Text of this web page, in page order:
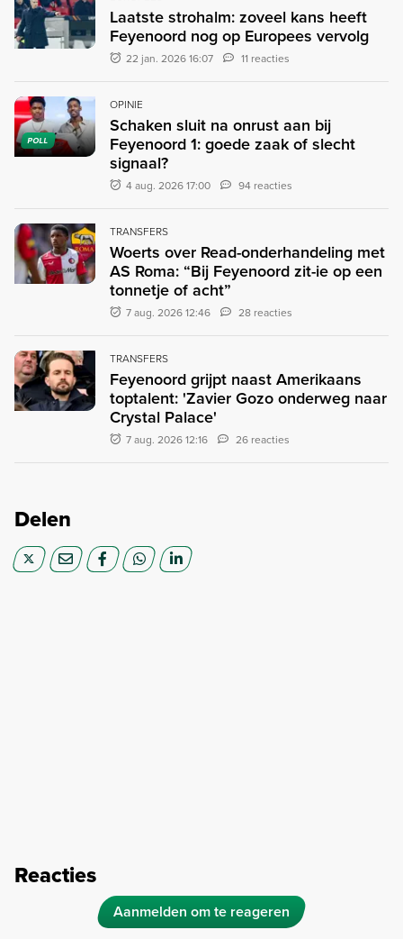
Laatste strohalm: zoveel kans heeft
Feyenoord nog op Europees vervolg
22 jan. 2026 16:07 11 reacties
POLL
OPINIE
Schaken sluit na onrust aan bij
Feyenoord 1: goede zaak of slecht
signaal?
4 aug. 2026 17:00 94 reacties
TRANSFERS
Woerts over Read-onderhandeling met
AS Roma: “Bij Feyenoord zit-ie op een
tonnetje of acht”
7 aug. 2026 12:46 28 reacties
TRANSFERS
Feyenoord grijpt naast Amerikaans
toptalent: 'Zavier Gozo onderweg naar
Crystal Palace'
7 aug. 2026 12:16 26 reacties
Delen
Reacties
Aanmelden om te reageren